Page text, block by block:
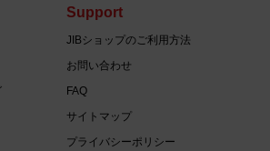
Support
JIBショップのご利用方法
お問い合わせ
FAQ
サイトマップ
プライバシーポリシー